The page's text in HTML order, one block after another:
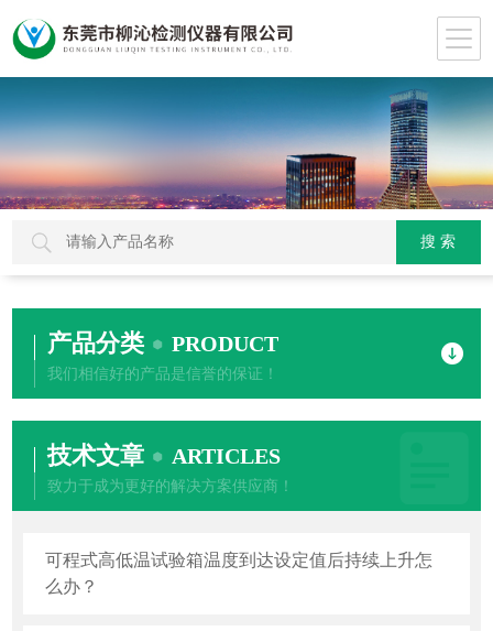
产品分类 PRODUCT
我们相信好的产品是信誉的保证！
技术文章 ARTICLES
致力于成为更好的解决方案供应商！
可程式高低温试验箱温度到达设定值后持续上升怎
么办？